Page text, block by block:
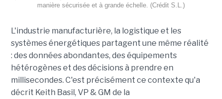
manière sécurisée et à grande échelle. (Crédit S.L.)
L'industrie manufacturière, la logistique et les
systèmes énergétiques partagent une même réalité
: des données abondantes, des équipements
hétérogènes et des décisions à prendre en
millisecondes. C'est précisément ce contexte qu'a
décrit Keith Basil, VP & GM de la